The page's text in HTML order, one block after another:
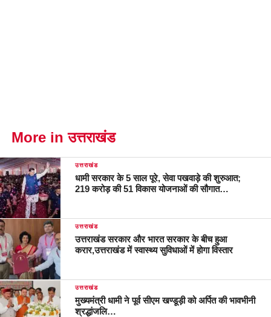
More in उत्तराखंड
उत्तराखंड
धामी सरकार के 5 साल पूरे, सेवा पखवाड़े की शुरुआत;
219 करोड़ की 51 विकास योजनाओं की सौगात…
उत्तराखंड
उत्तराखंड सरकार और भारत सरकार के बीच हुआ
करार,उत्तराखंड में स्वास्थ्य सुविधाओं में होगा विस्तार
उत्तराखंड
मुख्यमंत्री धामी ने पूर्व सीएम खण्डूड़ी को अर्पित की भावभीनी
श्रद्धांजलि…